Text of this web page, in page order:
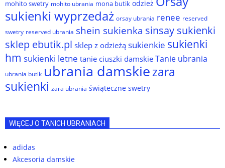
mohito swetry mohito ubrania mona butik odzież
sukienki wyprzedaż orsay ubrania renee reserved
swetry reserved ubrania shein sukienka sinsay sukienki
sklep ebutik.pl sklep z odzieżą sukienkie sukienki
hm sukienki letne tanie ciuszki damskie Tanie ubrania
ubrania butik ubrania damskiezara
sukienki zara ubrania świąteczne swetry
WIĘCEJ O TANICH UBRANIACH
adidas
Akcesoria damskie